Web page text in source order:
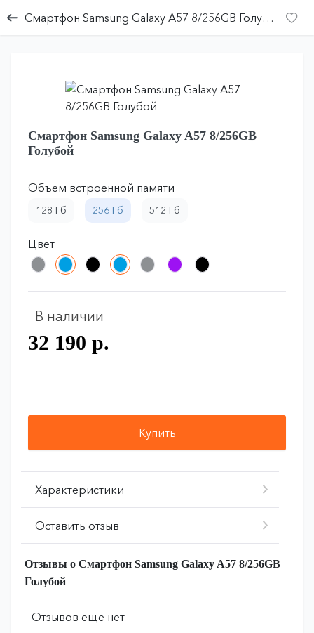
Смартфон Samsung Galaxy A57 8/256GB Голубой
Смартфон Samsung Galaxy A57 8/256GB
Голубой
Объем встроенной памяти
128 Гб 256 Гб 512 Гб
Цвет
В наличии
32 190 р.
Купить
Характеристики
Оставить отзыв
Отзывы о Смартфон Samsung Galaxy A57 8/256GB
Голубой
Отзывов еще нет